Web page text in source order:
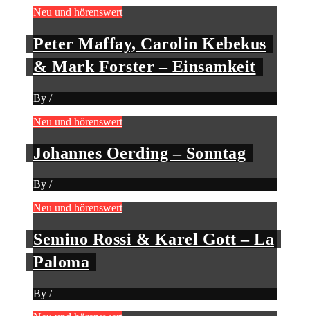
Neu und hörenswert
Peter Maffay, Carolin Kebekus
& Mark Forster – Einsamkeit
By /
Neu und hörenswert
Johannes Oerding – Sonntag
By /
Neu und hörenswert
Semino Rossi & Karel Gott – La
Paloma
By /